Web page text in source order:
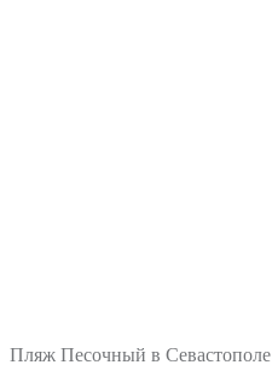
Пляж Песочный в Севастополе